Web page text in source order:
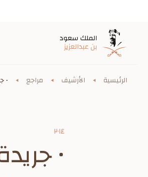
الرئيسية الأرشيف مراجع •
٢٠١٤
•